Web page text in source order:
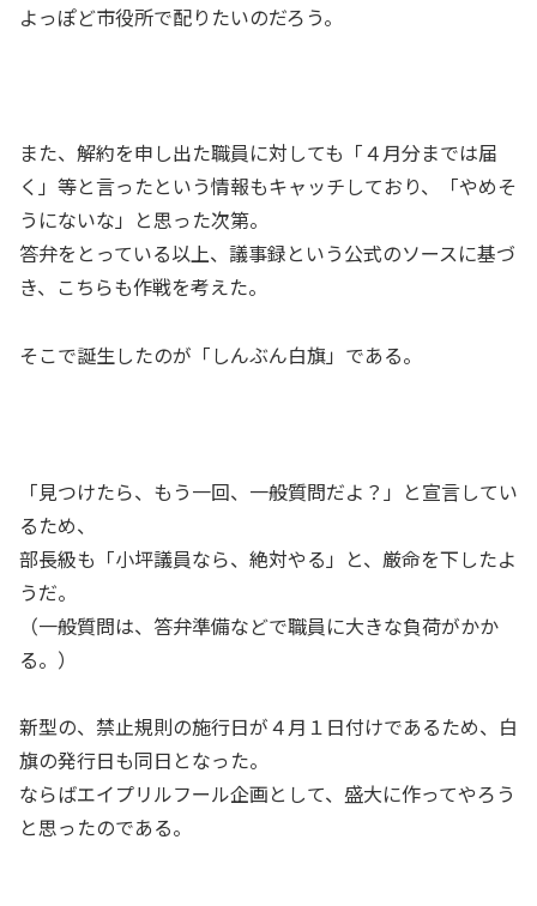
よっぽど市役所で配りたいのだろう。
また、解約を申し出た職員に対しても「４月分までは届
く」等と言ったという情報もキャッチしており、「やめそ
うにないな」と思った次第。
答弁をとっている以上、議事録という公式のソースに基づ
き、こちらも作戦を考えた。
そこで誕生したのが「しんぶん白旗」である。
「見つけたら、もう一回、一般質問だよ？」と宣言してい
るため、
部長級も「小坪議員なら、絶対やる」と、厳命を下したよ
うだ。
（一般質問は、答弁準備などで職員に大きな負荷がかか
る。）
新型の、禁止規則の施行日が４月１日付けであるため、白
旗の発行日も同日となった。
ならばエイプリルフール企画として、盛大に作ってやろう
と思ったのである。